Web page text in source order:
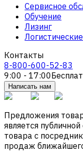
Сервисное
Обучение
Лизинг
Контакты
8-800-600-52-83
9:00 - 17:00
Написать нам
Предложения
является
товара с
продаж